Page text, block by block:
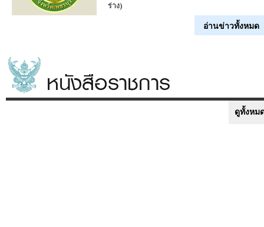
ร่าง)
อ่านข่าวทั้งหมด
ดูทั้งหม